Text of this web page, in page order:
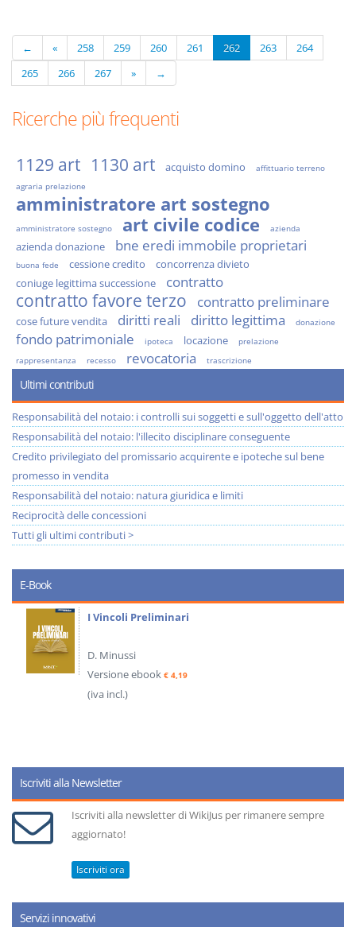
← « 258 259 260 261 262 263
264
265
266 267 » →
Ricerche più frequenti
1129 art 1130 art acquisto domino
affittuario terreno
agraria prelazione
amministratore art sostegno
amministratore sostegno art civile codice azienda
azienda donazione bne eredi immobile proprietari
buona fede cessione credito
concorrenza divieto
coniuge legittima successione
contratto
contratto favore terzo contratto preliminare
cose future vendita diritti reali diritto legittima donazione
fondo patrimoniale ipoteca locazione
prelazione
rappresentanza
recesso revocatoria trascrizione
Ultimi contributi
Responsabilità del notaio: i controlli sui soggetti e sull'oggetto dell'atto
Responsabilità del notaio: l'illecito disciplinare conseguente
Credito privilegiato del promissario acquirente e ipoteche sul bene
promesso in vendita
Responsabilità del notaio: natura giuridica e limiti
Reciprocità delle concessioni
Tutti gli ultimi contributi >
E-Book
I Vincoli Preliminari
D. Minussi
Versione ebook € 4,19
(iva incl.)
Iscriviti alla Newsletter
Iscriviti alla newsletter di WikiJus per rimanere sempre
aggiornato!
Iscriviti ora
Servizi innovativi